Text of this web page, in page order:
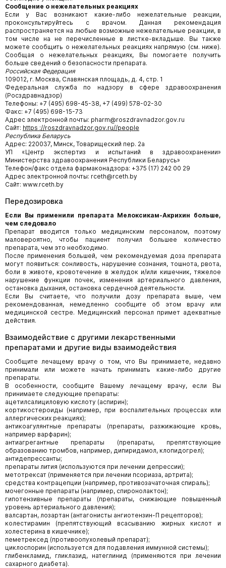
Сообщение о нежелательных реакциях
Если у Вас возникают какие-либо нежелательные реакции,
проконсультируйтесь с врачом. Данная рекомендация
распространяется на любые возможные нежелательные реакции, в
том числе на не перечисленные в листке-вкладыше. Вы также
можете сообщить о нежелательных реакциях напрямую (см. ниже).
Сообщая о нежелательных реакциях, Вы помогаете получить
больше сведений о безопасности препарата.
Российская Федерация
109012, г. Москва, Славянская площадь, д. 4, стр. 1
Федеральная служба по надзору в сфере здравоохранения
(Росздравнадзор)
Телефоны: +7 (495) 698-45-38, +7 (499) 578-02-30
Факс: +7 (495) 698-15-73
Адрес электронной почты: pharm@roszdravnadzor.gov.ru
Сайт: https ://roszdravnadzor.gov.ru//people
Республика Беларусь
Адрес: 220037, Минск, Товарищеский пер. 2а
УП «Центр экспертиз и испытаний в здравоохранении»
Министерства здравоохранения Республики Беларусь»
Телефон/факс отдела фармаконадзора: +375 (17) 242 00 29
Адрес электронной почты: rceth@rceth.by
Сайт: www.rceth.by
Передозировка
Если Вы применили препарата Мелоксикам-Акрихин больше,
чем следовало
Препарат вводится только медицинским персоналом, поэтому
маловероятно, чтобы пациент получил большее количество
препарата, чем это необходимо.
После применения большей, чем рекомендуемая доза препарата
могут появиться: сонливость, нарушение сознания, тошнота, рвота,
боли в животе, кровотечение в желудок и/или кишечник, тяжелое
нарушение функции почек, изменения артериального давления,
остановка дыхания, остановка сердечной деятельности.
Если Вы считаете, что получили дозу препарата выше, чем
рекомендованная, немедленно сообщите об этом врачу или
медицинской сестре. Медицинский персонал примет адекватные
действия.
Взаимодействие с другими лекарственными
препаратами и другие виды взаимодействия
Сообщите лечащему врачу о том, что Вы принимаете, недавно
принимали или можете начать принимать какие-либо другие
препараты.
В особенности, сообщите Вашему лечащему врачу, если Вы
принимаете следующие препараты:
ацетилсалициловую кислоту (аспирин);
кортикостероиды (например, при воспалительных процессах или
аллергических реакциях);
антикоагулянтные препараты (препараты, разжижающие кровь,
например варфарин);
антиагрегантные препараты (препараты, препятствующие
образованию тромбов, например, дипиридамол, клопидогрел);
антидепрессанты;
препараты лития (используются при лечении депрессии);
метотрексат (применяется при лечении псориаза, артрита);
средства контрацепции (например, противозачаточная спираль);
мочегонные препараты (например, спиронолактон);
гипотензивные препараты (препараты, снижающие повышенный
уровень артериального давления);
валсартан, лозартан (антагонисты ангиотензин-П рецепторов);
колестирамин (препятствующий всасыванию жирных кислот и
холестерина в кишечнике);
пеметрексед (противоопухолевый препарат);
циклоспорин (используется для подавления иммунной системы);
глибенкламид, гликлазид, натеглинид (применяются при лечении
сахарного диабета).